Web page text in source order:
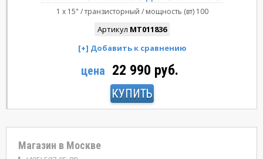
1 x 15" транзисторный мощность (вт) 100
Артикул MT011836
цена 22 990 руб.
КУПИТЬ
Магазин в Москве